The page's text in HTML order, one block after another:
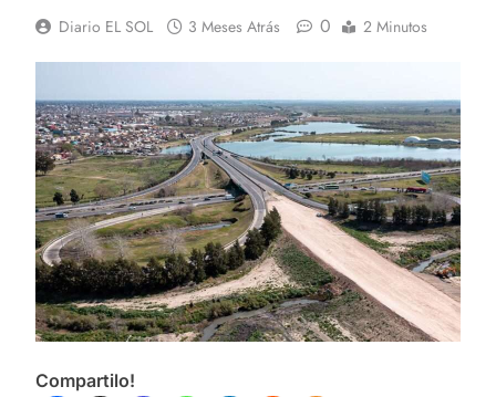
Diario EL SOL 3 Meses Atrás 0 2 Minutos
Compartilo!